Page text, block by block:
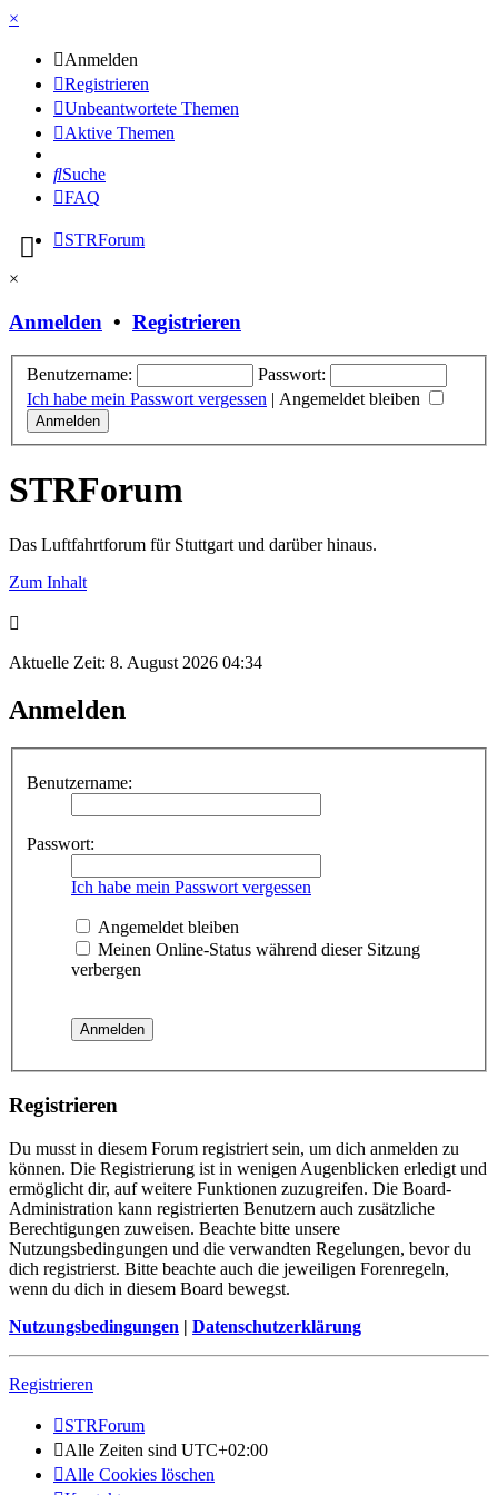
×
Anmelden
Registrieren
Unbeantwortete Themen
Aktive Themen
Suche
FAQ
STRForum
×
Anmelden • Registrieren
Benutzername:
Passwort:
Ich habe mein Passwort vergessen | Angemeldet bleiben
STRForum
Das Luftfahrtforum für Stuttgart und darüber hinaus.
Zum Inhalt
Aktuelle Zeit: 8. August 2026 04:34
Anmelden
Benutzername:
Passwort:
Ich habe mein Passwort vergessen
Angemeldet bleiben
Meinen Online-Status während dieser Sitzung
verbergen
Registrieren
Du musst in diesem Forum registriert sein, um dich anmelden zu
können. Die Registrierung ist in wenigen Augenblicken erledigt und
ermöglicht dir, auf weitere Funktionen zuzugreifen. Die Board-
Administration kann registrierten Benutzern auch zusätzliche
Berechtigungen zuweisen. Beachte bitte unsere
Nutzungsbedingungen und die verwandten Regelungen, bevor du
dich registrierst. Bitte beachte auch die jeweiligen Forenregeln,
wenn du dich in diesem Board bewegst.
Nutzungsbedingungen | Datenschutzerklärung
Registrieren
STRForum
Alle Zeiten sind UTC+02:00
Alle Cookies löschen